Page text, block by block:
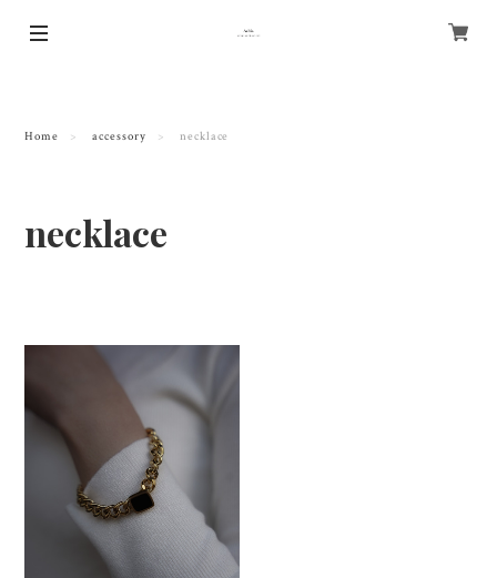
Home accessory necklace
necklace